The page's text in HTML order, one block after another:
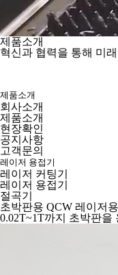
제품소개
혁신과 협력을 통해 미
제품소개
회사소개
제품소개
현장확인
공지사항
고객문의
레이저 용접기
레이저 커팅기
레이저 용접기
절곡기
초박판용 QCW 레이저용
0.02T~1T까지 초박판을